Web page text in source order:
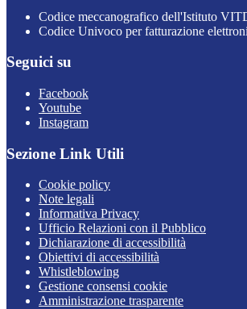
Codice meccanografico dell'Istituto
Codice Univoco per fatturazione
Seguici su
Facebook
Youtube
Instagram
Sezione Link Utili
Cookie policy
Note legali
Informativa Privacy
Ufficio Relazioni con il Pubblico
Dichiarazione di accessibilità
Obiettivi di accessibilità
Whistleblowing
Gestione consensi cookie
Amministrazione trasparente